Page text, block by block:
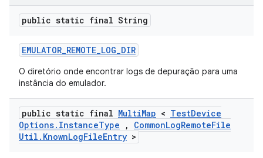
public static final String
EMULATOR_REMOTE_LOG_DIR
O diretório onde encontrar logs de depuração para uma
instância do emulador.
public static final MultiMap < TestDevice
Options. InstanceType , CommonLogRemoteFile
Util . KnownLogFileEntry >